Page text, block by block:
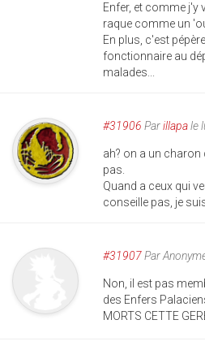
Enfer, et comme j'y
raque comme un
En plus, c'est
fonctionnaire au
malades...
#31906 Parillapale
ah? on a un
pas.
Quand a ceux qui
conseille pas, je
#31907Par
Non, il est pas
des Enfers
MORTS CETTE